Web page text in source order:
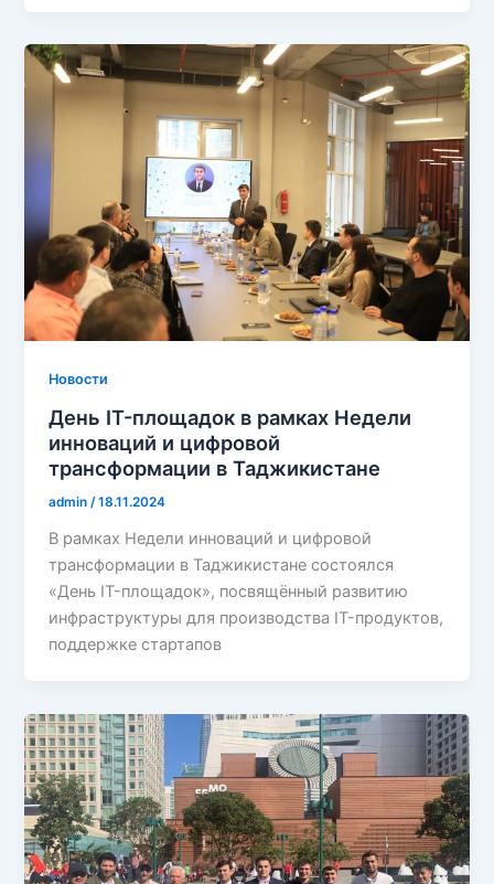
Новости
День IT-площадок в рамках Недели
инноваций и цифровой
трансформации в Таджикистане
admin /18.11.2024
В рамках Недели инноваций и цифровой
трансформации в Таджикистане состоялся
«День IT-площадок», посвящённый развитию
инфраструктуры для производства IT-продуктов,
поддержке стартапов